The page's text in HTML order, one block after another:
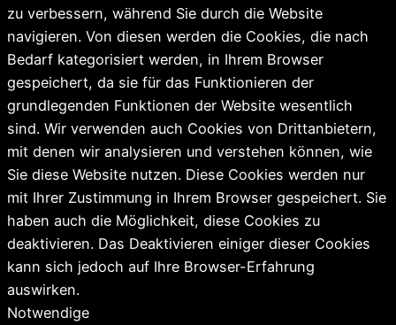
zu verbessern, während Sie durch die Website
navigieren. Von diesen werden die Cookies, die nach
Bedarf kategorisiert werden, in Ihrem Browser
gespeichert, da sie für das Funktionieren der
grundlegenden Funktionen der Website wesentlich
sind. Wir verwenden auch Cookies von Drittanbietern,
mit denen wir analysieren und verstehen können, wie
Sie diese Website nutzen. Diese Cookies werden nur
mit Ihrer Zustimmung in Ihrem Browser gespeichert. Sie
haben auch die Möglichkeit, diese Cookies zu
deaktivieren. Das Deaktivieren einiger dieser Cookies
kann sich jedoch auf Ihre Browser-Erfahrung
auswirken.
Notwendige